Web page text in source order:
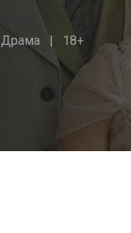
Драма 18+